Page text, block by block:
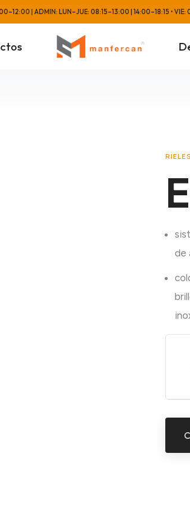
| ADMIN: LUN–JUE: 08:15–13:00 | 14:00–18:15 • VIE:
de